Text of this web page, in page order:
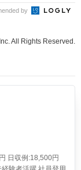
by
All Rights Reserved.
日収例:18,500円